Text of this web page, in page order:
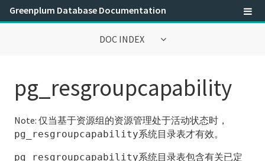
Greenplum Database Documentation
DOC INDEX
参考指南
SQL Command Reference
SQL 2008可选特性兼容性
pg_resgroupcapability
Note: 仅当基于资源组的资源管理处于活动状态时，
pg_resgroupcapability系统目录表才有效。
pg_resgroupcapability系统目录表包含有关已定